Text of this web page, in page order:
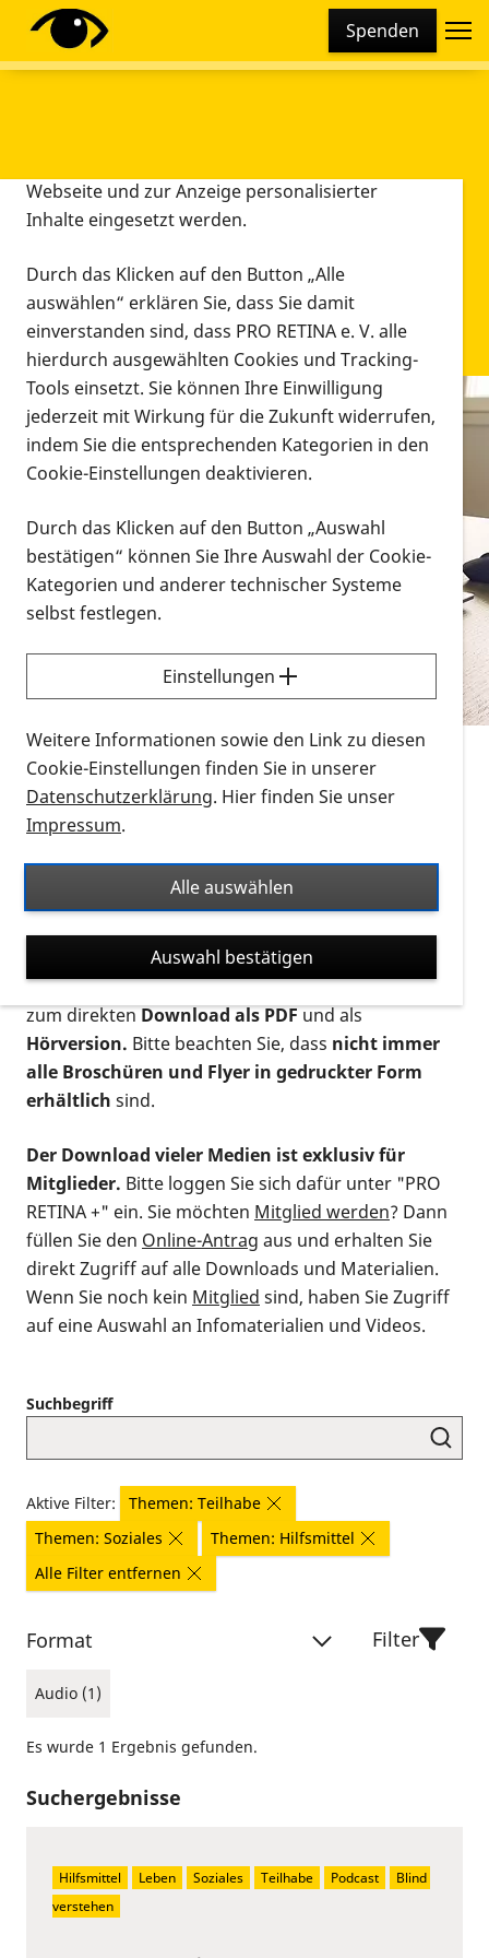
Spenden
Infomaterial
Infomaterial
Vorlesen
Alle Infomaterialien in verschiedenen
Formaten an einem Ort
Sie möchten wissen, wie Sie nach Infonmaterial
suchen und dieses bestellen bzw. herunterladen
können? Schauen Sie sich dieErklärvideos zum
Thema Infomaterial auf der PRO RETINA-Website
für blinde und sehbehinderte Menschen an.
Auf dieser Seite finden Sie sämtliches Infomaterial
Ort. Nutzen Sie den Formatfilter, um ausschließlich
nach Flyern und Broschüren, Audios oder Videos zu
suchen. Die meisten Flyer und Broschüren werden in
verschiedenen Formaten angeboten: zur
postalischen Bestellung als gedruckte Variante
zum direktenDownload als PDFund als
Hörversion. Bitte beachten Sie, dass nicht immer
alle Broschüren und Flyer in gedruckter Form
erhältlich sind.
Der Download vieler Medien ist exklusiv für
Mitglieder. Bitte loggen Sie sich dafür unter "PRO
RETINA +" ein. Sie möchten Mitglied werden? Dann
füllen Sie den Online-Antrag aus und erhalten Sie
direkt Zugriff auf alle Downloads und Materialien.
Wenn Sie noch kein Mitglied sind, haben Sie Zugriff
auf eine Auswahl an Infomaterialien und Videos.
Suchbegriff
Aktive Filter:
Themen: Teilhabe
Themen: Soziales
Themen: Hilfsmittel
Alle Filter entfernen
Format
Audio (1)
Filter
Es wurde 1 Ergebnis gefunden.
Suchergebnisse
Hilfsmittel Leben Soziales Teilhabe Podcast
Blind
verstehen
Diese Webseite setzt verschiedene Cookies und
Tracking-Tools ein. Dies beinhaltet Cookies und
Webseite und zur Anzeige personalisierter
Inhalte eingesetzt werden.
Durch das Klicken auf den Button „Alle
auswählen“ erklären Sie, dass Sie damit
einverstanden sind, dass PRO RETINA e. V. alle
hierdurch ausgewählten Cookies und Tracking-
Tools einsetzt. Sie können Ihre Einwilligung
jederzeit mit Wirkung für die Zukunft widerrufen,
indem Sie die entsprechenden Kategorien in den
Cookie-Einstellungen deaktivieren.
Durch das Klicken auf den Button „Auswahl
bestätigen“ können Sie Ihre Auswahl der Cookie-
Kategorien und anderer technischer Systeme
selbst festlegen.
Einstellungen
Weitere Informationen sowie den Link zu diesen
Cookie-Einstellungen finden Sie in unserer
Datenschutzerklärung. Hier finden Sie unser
Impressum.
Alle auswählen
Auswahl bestätigen